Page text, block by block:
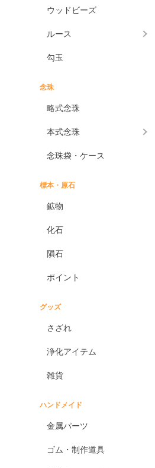
ウッドビーズ
ルース
勾玉
念珠
略式念珠
本式念珠
念珠袋・ケース
標本・原石
鉱物
化石
隕石
ポイント
グッズ
さざれ
浄化アイテム
雑貨
ハンドメイド
金属パーツ
ゴム・制作道具